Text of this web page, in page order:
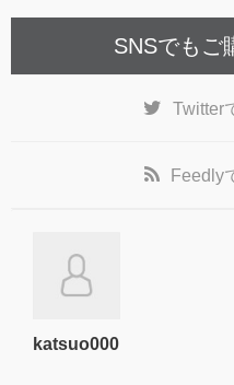
SNSでもご
Twitter
Feedly
katsuo000